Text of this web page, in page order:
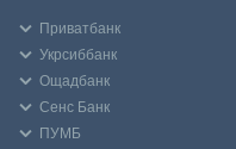
Приватбанк
Укрсиббанк
Ощадбанк
Сенс Банк
ПУМБ